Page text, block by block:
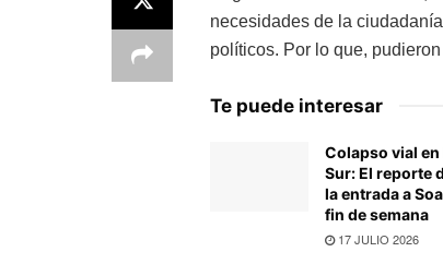
necesidades de la
políticos. Por lo que,
Te puede interesar
Colapso vial
Sur: El reporte
la entrada a
fin de semana
17 JULIO 2026